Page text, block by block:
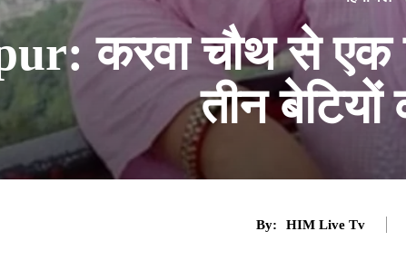
करवा चौथ से एक
तीन बेटियों
By: HIM Live Tv